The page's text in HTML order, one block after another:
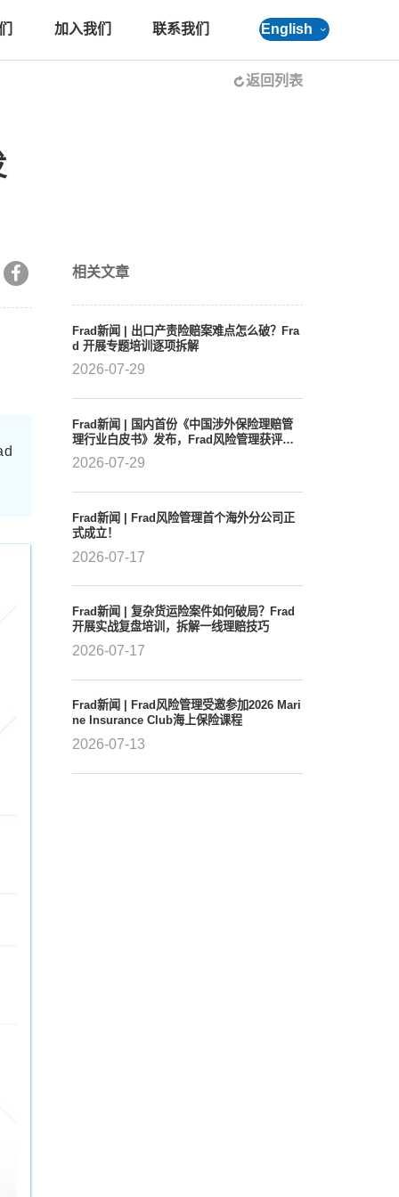
加入我们 联系我们 English
返回列表
相关文章
Frad新闻 | 出口产责险赔案难点怎么破？Fra
d 开展专题培训逐项拆解
2026-07-29
Frad新闻 | 国内首份《中国涉外保险理赔管
理行业白皮书》发布，Frad风险管理获评行
业领军者
2026-07-29
Frad新闻 | Frad风险管理首个海外分公司正
式成立！
2026-07-17
Frad新闻 | 复杂货运险案件如何破局？Frad
开展实战复盘培训，拆解一线理赔技巧
2026-07-17
Frad新闻 | Frad风险管理受邀参加2026 Mari
ne Insurance Club海上保险课程
2026-07-13